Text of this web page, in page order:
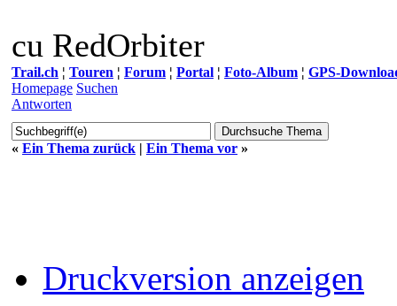
cu RedOrbiter
Trail.ch ¦ Touren ¦ Forum ¦ Portal ¦ Foto-Album ¦ GPS-
Homepage Suchen
Antworten
« Ein Thema zurück | Ein Thema vor »
Druckversion anzeigen